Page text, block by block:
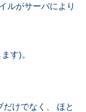
ルがサーバにより
す)。
けでなく、 ほと